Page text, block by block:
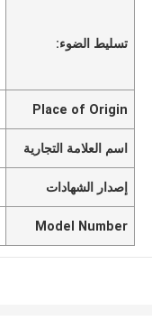
تسليط الضوء:
Place of Origin
اسم العلامة التجارية
إصدار الشهادات
Model Number